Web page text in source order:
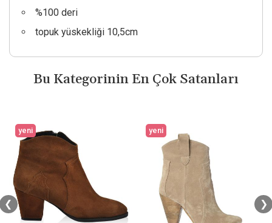
%100 deri
topuk yüskekliği 10,5cm
Bu Kategorinin En Çok Satanları
yeni yeni
❮ ❯